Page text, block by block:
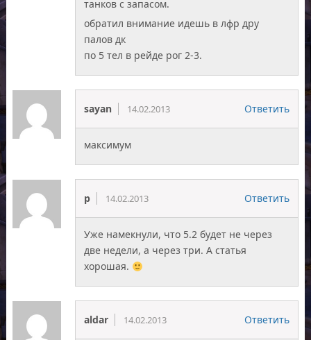
танков с запасом.
обратил внимание идешь в лфр дру
палов дк
по 5 тел в рейде рог 2-3.
sayan 14.02.2013 Ответить
максимум
p 14.02.2013 Ответить
Уже намекнули, что 5.2 будет не через
две недели, а через три. А статья
хорошая.
aldar 14.02.2013 Ответить